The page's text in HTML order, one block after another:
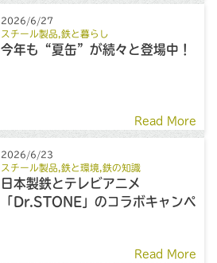
2026/6/27
スチール製品 ,鉄と暮らし
今年も“夏缶”が続々と登場中！
Read More
2026/6/23
スチール製品 ,鉄と環境 ,鉄の知識
日本製鉄とテレビアニメ
「Dr.STONE」のコラボキャンペ
Read More